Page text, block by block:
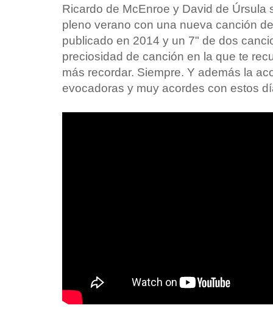
Ricardo de McEnroe y David de Úrsula
pleno verano con una nueva canción
publicado en 2014 y un 7" de dos
preciosidad de canción en la que te
más recordar. Siempre. Y además la
evocadoras y muy acordes con estos